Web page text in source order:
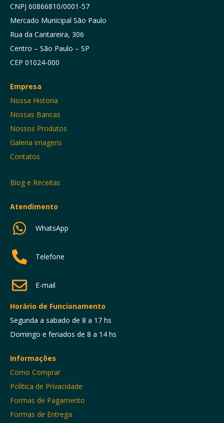
CNPJ 60866810/0001-57
Mercado Municipal São Paulo
Rua da Cantareira, 306
Centro – São Paulo – SP
CEP 01024-000
Empresa
Nossa Historia
Nossas Bancas
Nossos Produtos
Galeria imagens
Contatos
Blog e Receitas
Atendimento
WhatsApp
Telefone
E-mail
Horário de Funcionamento
Segunda a sabado de 8 a 17 hs
Domingo e feriados de 8 a 14 hs
Informações
Como Comprar
Política de Privacidade
Formas de Pagamento
Formas de Entrega